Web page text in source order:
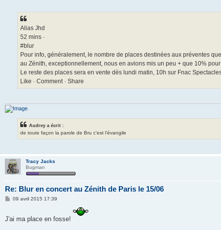
Alias Jhd
52 mins ·
‪#‎blur‬
Pour info, généralement, le nombre de places destinées aux préventes
au Zénith, exceptionnellement, nous en avions mis un peu + que 10%
Le reste des places sera en vente dès lundi matin, 10h sur Fnac
Like · Comment · Share
Audrey a écrit :
de toute façon la parole de Bru c'est l'évangile
Tracy Jacks
Bugman
Re: Blur en concert au Zénith de Paris le 15/06
M
s
a
09 avril 2015 17:39
J'ai ma place en fosse!